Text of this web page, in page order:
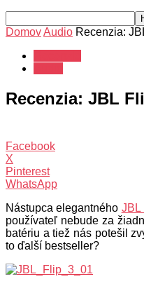
DomovAudio Recenzia:
Recenzia: JBL
Facebook
X
Pinterest
WhatsApp
Nástupca elegantného JBL
používateľ nebude za
batériu a tiež nás potešil
to ďalší bestseller?